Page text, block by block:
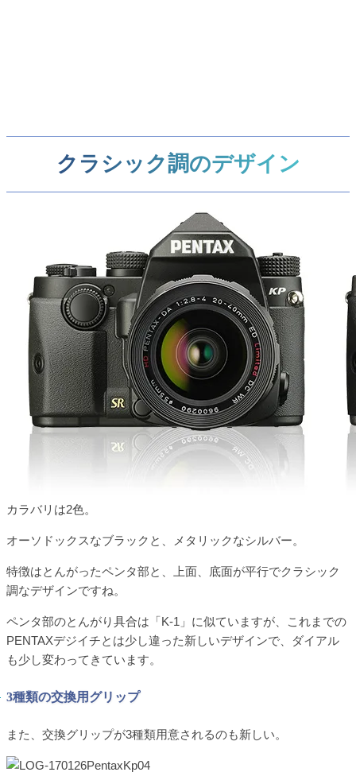
クラシック調のデザイン
カラバリは2色。
オーソドックスなブラックと、メタリックなシルバー。
特徴はとんがったペンタ部と、上面、底面が平行でクラシック
調なデザインですね。
ペンタ部のとんがり具合は「K-1」に似ていますが、これまでの
PENTAXデジイチとは少し違った新しいデザインで、ダイアル
も少し変わってきています。
3種類の交換用グリップ
また、交換グリップが3種類用意されるのも新しい。